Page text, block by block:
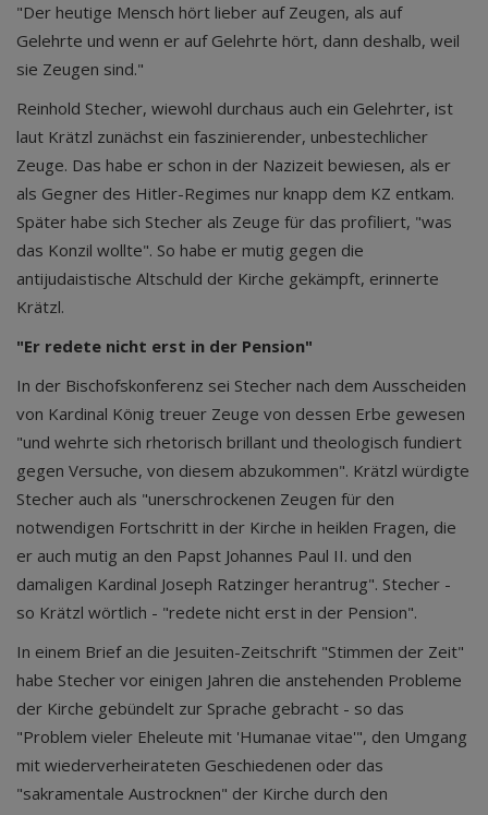
"Der heutige Mensch hört lieber auf Zeugen, als auf
Gelehrte und wenn er auf Gelehrte hört, dann deshalb, weil
sie Zeugen sind."
Reinhold Stecher, wiewohl durchaus auch ein Gelehrter, ist
laut Krätzl zunächst ein faszinierender, unbestechlicher
Zeuge. Das habe er schon in der Nazizeit bewiesen, als er
als Gegner des Hitler-Regimes nur knapp dem KZ entkam.
Später habe sich Stecher als Zeuge für das profiliert, "was
das Konzil wollte". So habe er mutig gegen die
antijudaistische Altschuld der Kirche gekämpft, erinnerte
Krätzl.
"Er redete nicht erst in der Pension"
In der Bischofskonferenz sei Stecher nach dem Ausscheiden
von Kardinal König treuer Zeuge von dessen Erbe gewesen
"und wehrte sich rhetorisch brillant und theologisch fundiert
gegen Versuche, von diesem abzukommen". Krätzl würdigte
Stecher auch als "unerschrockenen Zeugen für den
notwendigen Fortschritt in der Kirche in heiklen Fragen, die
er auch mutig an den Papst Johannes Paul II. und den
damaligen Kardinal Joseph Ratzinger herantrug". Stecher -
so Krätzl wörtlich - "redete nicht erst in der Pension".
In einem Brief an die Jesuiten-Zeitschrift "Stimmen der Zeit"
habe Stecher vor einigen Jahren die anstehenden Probleme
der Kirche gebündelt zur Sprache gebracht - so das
"Problem vieler Eheleute mit 'Humanae vitae'", den Umgang
mit wiederverheirateten Geschiedenen oder das
"sakramentale Austrocknen" der Kirche durch den